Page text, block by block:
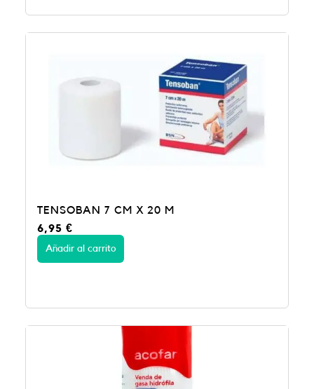
TENSOBAN 7 CM X 20 M
6,95 €
Añadir al carrito